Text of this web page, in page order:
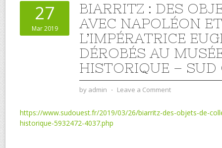
27
Mar 2019
BIARRITZ : DES
AVEC NAPOLÉON ET
L’IMPÉRATRICE
DÉROBÉS AU
HISTORIQUE – SUD
by admin ⋅ Leave a Comment
https://www.sudouest.fr/2019/03/26/biarritz-des-objets-de-
historique-5932472-4037.php